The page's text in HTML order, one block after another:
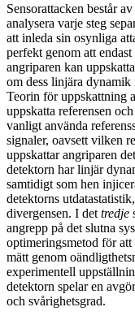
Sensorattacken består
analysera varje steg
att inleda sin osynliga
perfekt genom att
angriparen kan
om dess linjära dynamik
Teorin för uppskattning
uppskatta referensen
vanligt använda
signaler, oavsett vilken
uppskattar angriparen
detektorn har linjär
samtidigt som hen
detektorns
divergensen. I det tredje
angrepp på det slutna
optimeringsmetod för att
mätt genom
experimentell
detektorn spelar en
och svårighetsgrad.